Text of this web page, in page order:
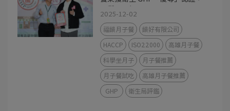
品質再升級
2025-12-02
福韻月子餐
韻好有限公司
HACCP
ISO22000
高雄月子餐
科學坐月子
月子餐推薦
月子餐試吃
高雄月子餐推薦
GHP
衛生局評鑑